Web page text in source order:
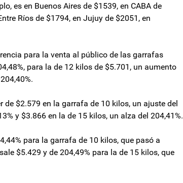
es en Buenos Aires de $1539, en CABA de
Ríos de $1794, en Jujuy de $2051, en
para la venta al público de las garrafas
para la de 12 kilos de $5.701, un aumento
$2.579 en la garrafa de 10 kilos, un ajuste del
y $3.866 en la de 15 kilos, un alza del 204,41%.
para la garrafa de 10 kilos, que pasó a
$5.429 y de 204,49% para la de 15 kilos, que